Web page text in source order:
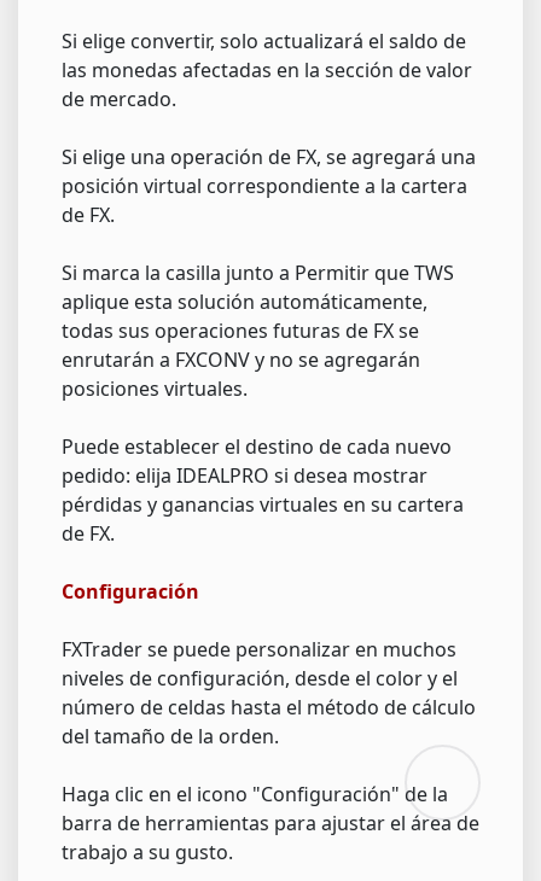
Si elige convertir, solo actualizará el saldo de
las monedas afectadas en la sección de valor
de mercado.
Si elige una operación de FX, se agregará una
posición virtual correspondiente a la cartera
de FX.
Si marca la casilla junto a Permitir que TWS
aplique esta solución automáticamente,
todas sus operaciones futuras de FX se
enrutarán a FXCONV y no se agregarán
posiciones virtuales.
Puede establecer el destino de cada nuevo
pedido: elija IDEALPRO si desea mostrar
pérdidas y ganancias virtuales en su cartera
de FX.
Configuración
FXTrader se puede personalizar en muchos
niveles de configuración, desde el color y el
número de celdas hasta el método de cálculo
del tamaño de la orden.
Haga clic en el icono "Configuración" de la
barra de herramientas para ajustar el área de
trabajo a su gusto.